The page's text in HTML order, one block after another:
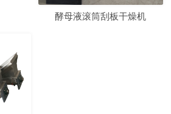
酵母液滚筒刮板干燥机